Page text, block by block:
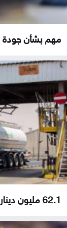
مهم بشأن
62.1 مليون دينار أرباح مصفاة البترول